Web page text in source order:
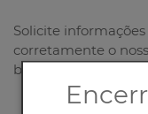
Solicite
corretamente o
breve possível em